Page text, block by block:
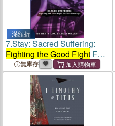
滿額折
7.Stay: Sacred Suffering:
Fighting the Good Fight For
Your Marriage
無庫存